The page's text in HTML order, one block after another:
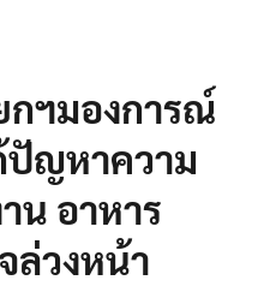
กฯมองการณ์
ปัญหาความ
น อาหาร
ล่วงหน้า